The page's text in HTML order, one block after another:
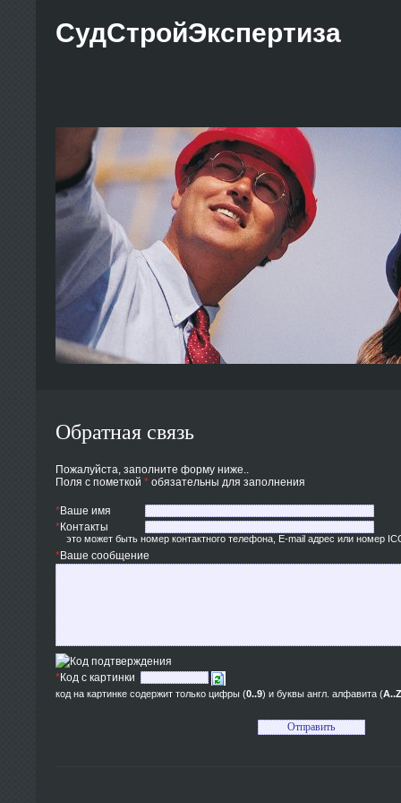
СудСтройЭкспертиза
Обратная связь
Пожалуйста, заполните форму ниже..
Поля с пометкой * обязательны для заполнения
*Ваше имя
*Контакты
это может быть номер контактного телефона, E-mail адрес или номер
*Ваше сообщение
*Код с картинки
код на картинке содержит только цифры (0..9) и буквы англ. алфавита (A..Z